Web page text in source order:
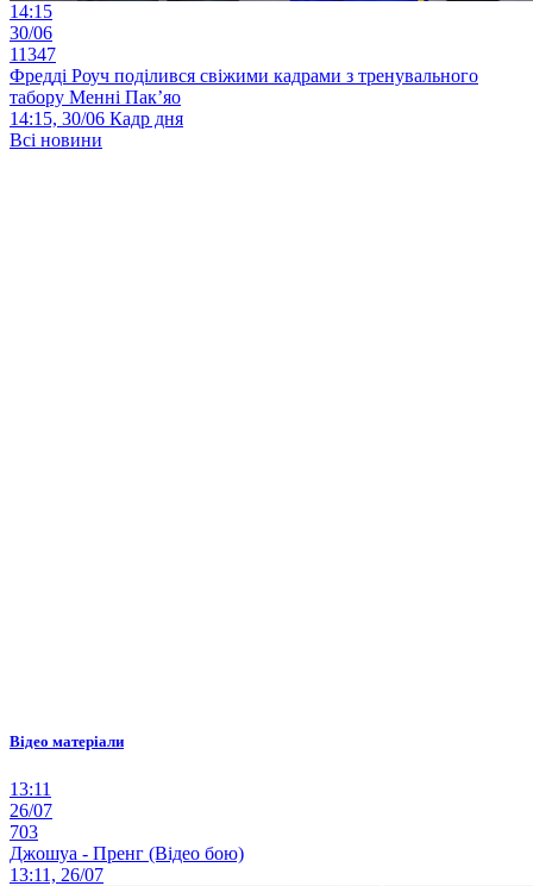
14:15
30/06
11347
Фредді Роуч поділився свіжими кадрами з тренувального
табору Менні Пак’яо
14:15, 30/06 Кадр дня
Всі новини
Відео матеріали
13:11
26/07
703
Джошуа - Пренг (Відео бою)
13:11, 26/07